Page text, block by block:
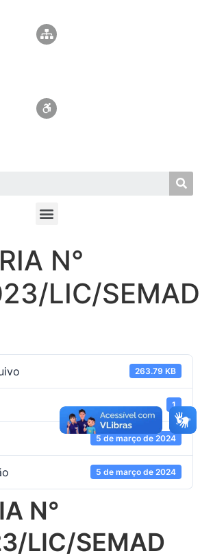
N°
LIC/SEMAD
263.79 KB
1
5 de março de 2024
5 de março de 2024
N°
LIC/SEMAD